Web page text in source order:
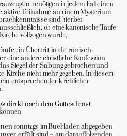
benötigen in jedem Fall einen
aktive Teilnahme an einem Mysterium.
sind hierbei
ob eine kanonische Taufe
vollzogen wurde.
ein Übertritt in die römisch-
eine andere christliche Konfession
Siegel der Salbung gebrochen und
Kirche nicht mehr gegeben. In diesem
entsprechender kirchlicher
direkt nach dem Gottesdienst
sonntags im Buchladen abgegeben